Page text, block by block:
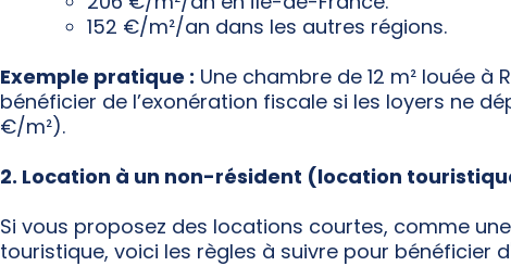
152 €/m²/an dans les autres régions.
Exemple pratique : Une chambre de 12 m² louée
bénéficier de l’exonération fiscale si les loyers ne
€/m²).
2. Location à un non-résident (location
Si vous proposez des locations courtes, comme
touristique, voici les règles à suivre pour bénéficier